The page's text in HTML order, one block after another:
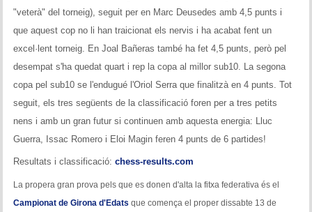
Historial del torneig llampec
Escacs Actius
INFORMACIÓ
Memòries
Obertures
"veterà" del torneig), seguit per en Marc Deusedes amb 4,5 punts i
que aquest cop no li han traicionat els nervis i ha acabat fent un
excel·lent torneig. En Joal Bañeras també ha fet 4,5 punts, però pel
desempat s'ha quedat quart i rep la copa al millor sub10. La segona
copa pel sub10 se l'endugué l'Oriol Serra que finalitzà en 4 punts. Tot
seguit, els tres següents de la classificació foren per a tres petits
nens i amb un gran futur si continuen amb aquesta energia: Lluc
Guerra, Issac Romero i Eloi Magin feren 4 punts de 6 partides!
Resultats i classificació: chess-results.com
La propera gran prova pels que es donen d'alta la fitxa federativa és el
Campionat de Girona d'Edats que comença el proper dissabte 13 de